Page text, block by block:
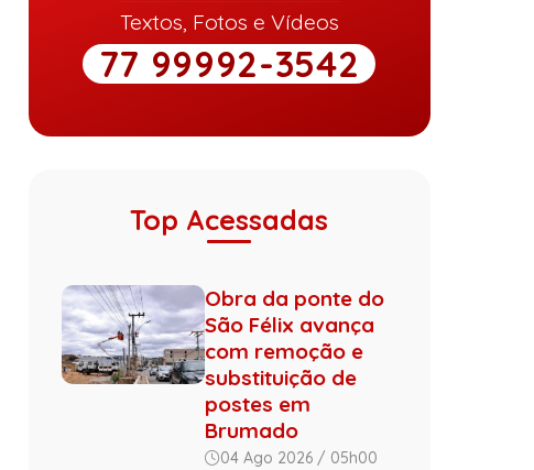
Textos, Fotos e Vídeos
77 99992-3542
Top Acessadas
Obra da ponte do
São Félix avança
com remoção e
substituição de
postes em
Brumado
04 Ago 2026 / 05h00